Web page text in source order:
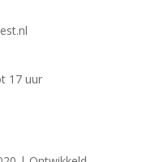
17 uur